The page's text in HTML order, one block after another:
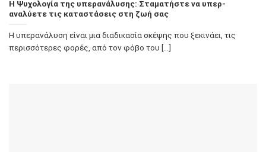
Η Ψυχολογία της υπερανάλυσης: Σταματήστε να υπερ-
αναλύετε τις καταστάσεις στη ζωή σας
Η υπερανάλυση είναι μια διαδικασία σκέψης που ξεκινάει, τις
περισσότερες φορές, από τον φόβο του [...]